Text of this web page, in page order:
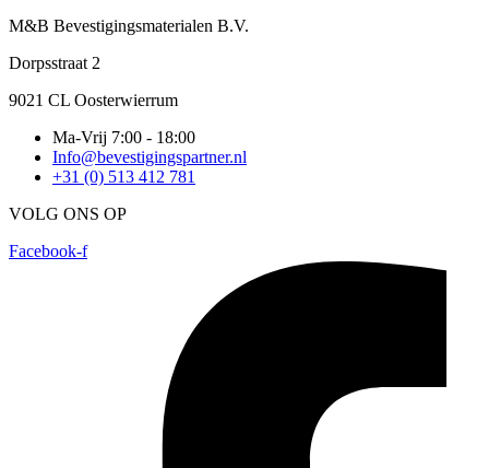
M&B Bevestigingsmaterialen B.V.
Dorpsstraat 2
9021 CL Oosterwierrum
Ma-Vrij 7:00 - 18:00
Info@bevestigingspartner.nl
+31 (0) 513 412 781
VOLG ONS OP
Facebook-f